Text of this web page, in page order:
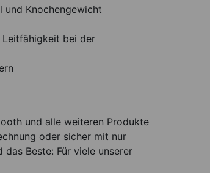
und Knochengewicht
Leitfähigkeit bei der
und alle weiteren Produkte
oder sicher mit nur
Beste: Für viele unserer